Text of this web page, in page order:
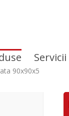
Servicii
90x90x5